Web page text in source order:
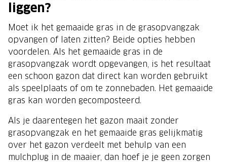
liggen?
Moet ik het gemaaide gras in de grasopvangzak
opvangen of laten zitten? Beide opties hebben
voordelen. Als het gemaaide gras in de
grasopvangzak wordt opgevangen, is het resultaat
een schoon gazon dat direct kan worden gebruikt
als speelplaats of om te zonnebaden. Het gemaaide
gras kan worden gecomposteerd.
Als je daarentegen het gazon maait zonder
grasopvangzak en het gemaaide gras gelijkmatig
over het gazon verdeelt met behulp van een
mulchplug in de maaier, dan hoef je je geen zorgen